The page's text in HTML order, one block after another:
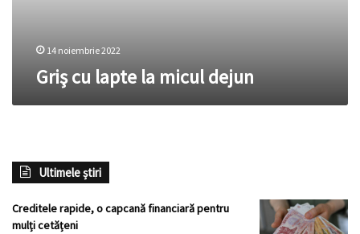
14 noiembrie 2022
Griş cu lapte la micul dejun
Ultimele știri
Creditele rapide, o capcană financiară pentru
mulți cetățeni